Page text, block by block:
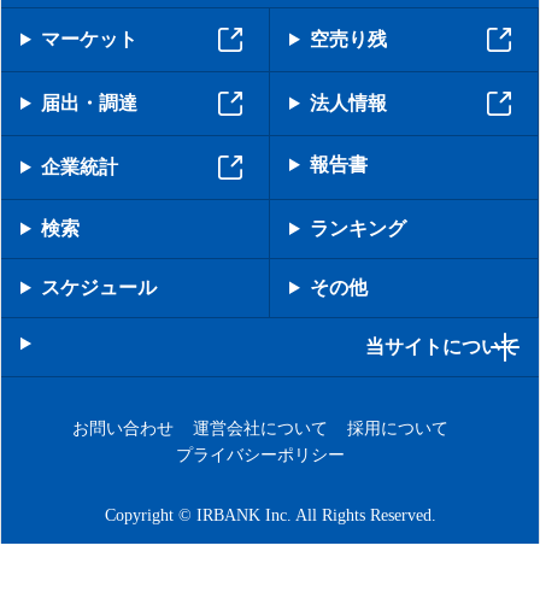
マーケット 空売り残
届出・調達 法人情報
企業統計 報告書
検索 ランキング
スケジュール その他
当サイトについて
お問い合わせ 運営会社について
採用について
プライバシーポリシー
Copyright © IRBANK Inc. All Rights Reserved.